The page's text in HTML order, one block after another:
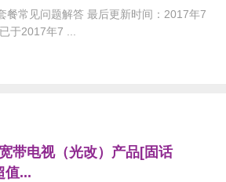
餐常见问题解答 最后更新时间：2017年7
于2017年7 ...
带电视（光改）产品[固话
值...